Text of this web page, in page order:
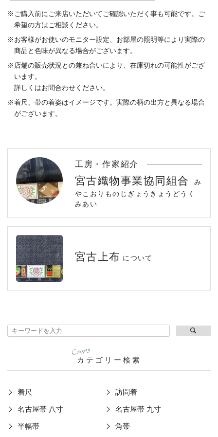
カテゴリー検索
Category
着尺 訪問着
名古屋帯 八寸 名古屋帯 九寸
半幅帯 角帯
ご購入前にご来店いただいてご確認いただく事も可能です。ご
希望の方はご相談ください。
お客様がお使いのモニター設定、お部屋の照明等により実際の
商品と色味が異なる場合がございます。
店舗の販売状況との兼ね合いにより、在庫切れの可能性がござ
います。
詳しくはお問合わせください。
着尺、帯の着姿はイメージです。実際の柄の出方と異なる場合
がございます。
工房・作家紹介
宮古織物事業協同組合
み
やこおりものじぎょうきょうどうく
みあい
宮古上布 について